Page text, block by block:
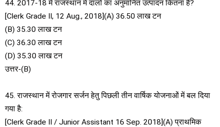
44. 2017-18 में राजस्थान में दालों का अनुमानित उत्पादन कितना है?
[Clerk Grade II, 12 Aug., 2018](A) 36.50 लाख टन
(B) 35.30 लाख टन
(C) 36.30 लाख टन
(D) 35.30 लाख टन
उत्तर-(B)
45. राजस्थान में रोजगार सर्जन हेतु पिछली तीन वार्षिक योजनाओं में बल दिया
गया है:
[Clerk Grade II / Junior Assistant 16 Sep. 2018](A) प्राथमिक